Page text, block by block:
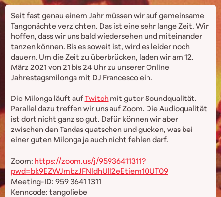
Seit fast genau einem Jahr müssen wir auf gemeinsame
Tangonächte verzichten. Das ist eine sehr lange Zeit. Wir
hoffen, dass wir uns bald wiedersehen und miteinander
tanzen können. Bis es soweit ist, wird es leider noch
dauern. Um die Zeit zu überbrücken, laden wir am 12.
März 2021 von 21 bis 24 Uhr zu unserer Online
Jahrestagsmilonga mit DJ Francesco ein.
Die Milonga läuft aufTwitch mit guter Soundqualität.
Parallel dazu treffen wir uns auf Zoom. Die Audioqualität
ist dort nicht ganz so gut. Dafür können wir aber
zwischen den Tandas quatschen und gucken, was bei
einer guten Milonga ja auch nicht fehlen darf.
Zoom: https://zoom.us/j/95936411311?
pwd=bk9EZWJmbzJFNldhUll2eEtiem10UT09
Meeting-ID: 959 3641 1311
Kenncode: tangoliebe